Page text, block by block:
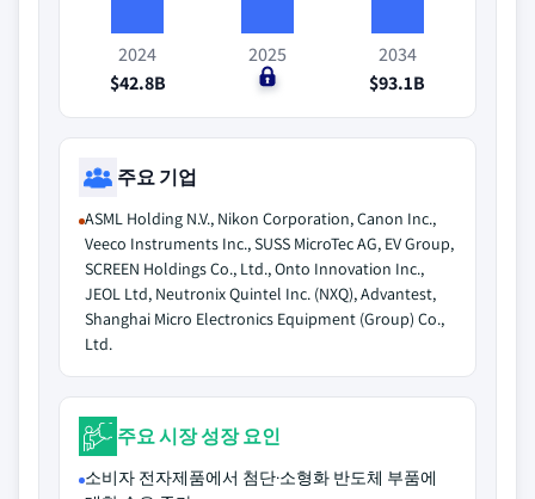
2024
$42.8B
2025
$0
2034
$93.1B
주요 기업
ASML Holding N.V., Nikon Corporation, Canon Inc.,
Veeco Instruments Inc., SUSS MicroTec AG, EV Group,
SCREEN Holdings Co., Ltd., Onto Innovation Inc.,
JEOL Ltd, Neutronix Quintel Inc. (NXQ), Advantest,
Shanghai Micro Electronics Equipment (Group) Co.,
Ltd.
주요 시장 성장 요인
소비자 전자제품에서 첨단·소형화 반도체 부품에